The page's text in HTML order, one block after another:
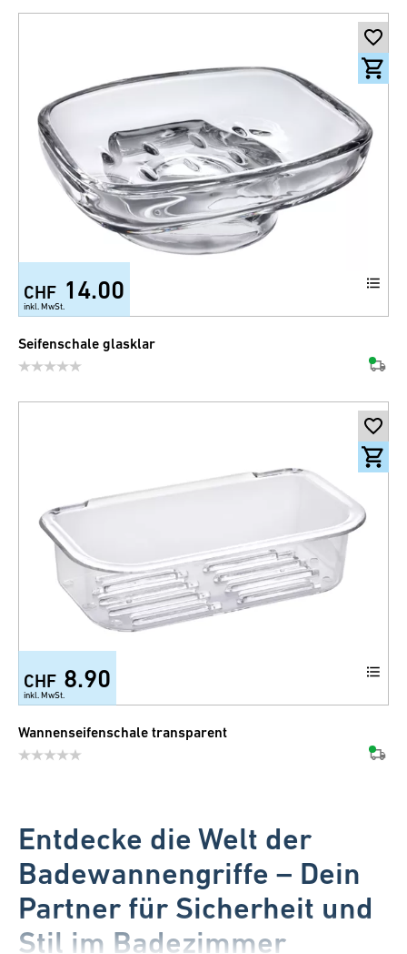
CHF 14.00
inkl. MwSt.
Seifenschale glasklar
CHF 8.90
inkl. MwSt.
Wannenseifenschale transparent
Entdecke die Welt der
Badewannengriffe – Dein
Partner für Sicherheit und
Stil im Badezimmer